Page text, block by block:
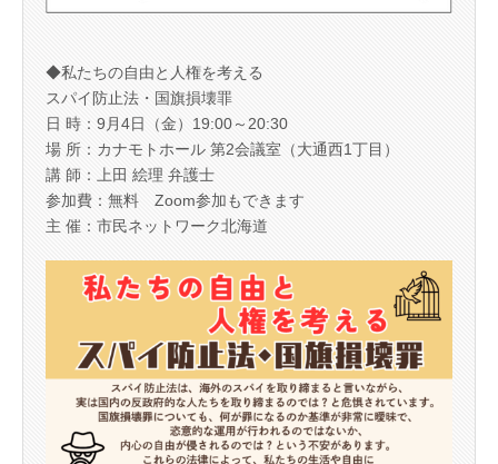
◆私たちの自由と人権を考える
スパイ防止法・国旗損壊罪
日 時：9月4日（金）19:00～20:30
場 所：カナモトホール 第2会議室（大通西1丁目）
講 師：上田 絵理 弁護士
参加費：無料 Zoom参加もできます
主 催：市民ネットワーク北海道